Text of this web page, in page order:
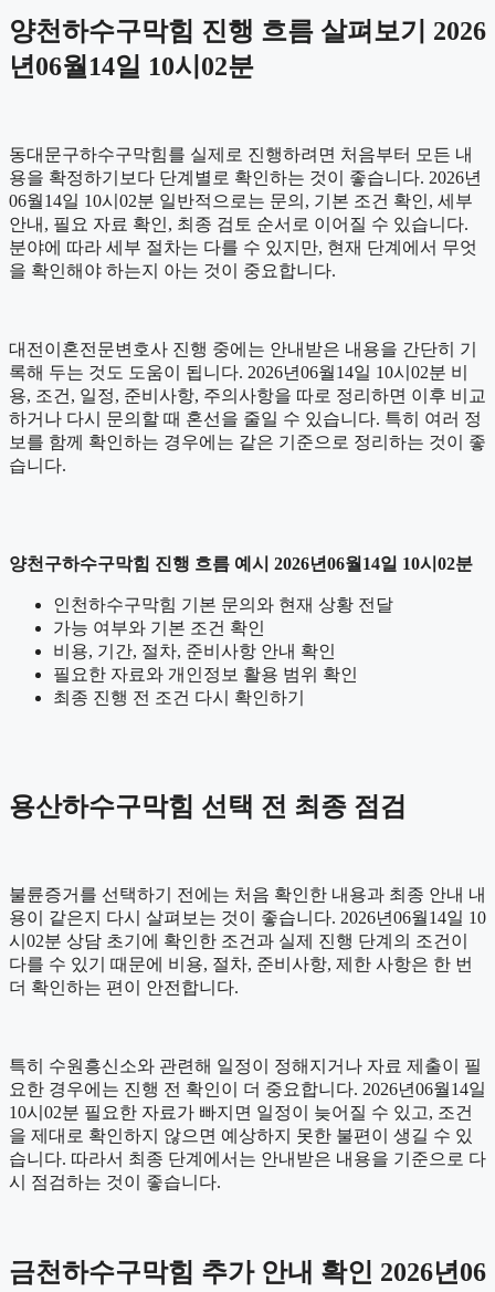
양천하수구막힘 진행 흐름 살펴보기 2026
년06월14일 10시02분
동대문구하수구막힘를 실제로 진행하려면 처음부터 모든 내
용을 확정하기보다 단계별로 확인하는 것이 좋습니다. 2026년
06월14일 10시02분 일반적으로는 문의, 기본 조건 확인, 세부
안내, 필요 자료 확인, 최종 검토 순서로 이어질 수 있습니다.
분야에 따라 세부 절차는 다를 수 있지만, 현재 단계에서 무엇
을 확인해야 하는지 아는 것이 중요합니다.
대전이혼전문변호사 진행 중에는 안내받은 내용을 간단히 기
록해 두는 것도 도움이 됩니다. 2026년06월14일 10시02분 비
용, 조건, 일정, 준비사항, 주의사항을 따로 정리하면 이후 비교
하거나 다시 문의할 때 혼선을 줄일 수 있습니다. 특히 여러 정
보를 함께 확인하는 경우에는 같은 기준으로 정리하는 것이 좋
습니다.
양천구하수구막힘 진행 흐름 예시 2026년06월14일 10시02분
인천하수구막힘 기본 문의와 현재 상황 전달
가능 여부와 기본 조건 확인
비용, 기간, 절차, 준비사항 안내 확인
필요한 자료와 개인정보 활용 범위 확인
최종 진행 전 조건 다시 확인하기
용산하수구막힘 선택 전 최종 점검
불륜증거를 선택하기 전에는 처음 확인한 내용과 최종 안내 내
용이 같은지 다시 살펴보는 것이 좋습니다. 2026년06월14일 10
시02분 상담 초기에 확인한 조건과 실제 진행 단계의 조건이
다를 수 있기 때문에 비용, 절차, 준비사항, 제한 사항은 한 번
더 확인하는 편이 안전합니다.
특히 수원흥신소와 관련해 일정이 정해지거나 자료 제출이 필
요한 경우에는 진행 전 확인이 더 중요합니다. 2026년06월14일
10시02분 필요한 자료가 빠지면 일정이 늦어질 수 있고, 조건
을 제대로 확인하지 않으면 예상하지 못한 불편이 생길 수 있
습니다. 따라서 최종 단계에서는 안내받은 내용을 기준으로 다
시 점검하는 것이 좋습니다.
금천하수구막힘 추가 안내 확인 2026년06